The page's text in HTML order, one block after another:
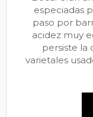
especiadas
paso por
acidez muy
persiste la
varietales